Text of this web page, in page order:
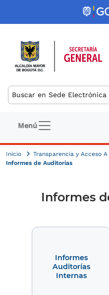
Pasar al contenido principal
Buscar
Navegación
Menú
Inicio
Transparencia y Acceso
Informes de Auditorías
Informes
Informes
Auditorías
Internas